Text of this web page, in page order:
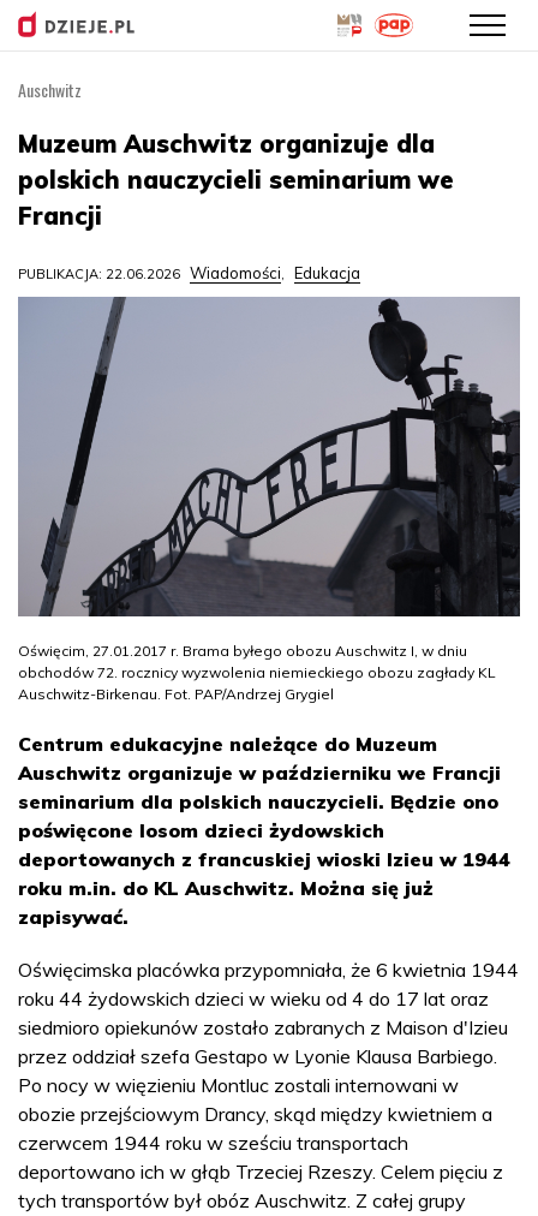
treści
Auschwitz
Muzeum Auschwitz organizuje dla
polskich nauczycieli seminarium we
Francji
PUBLIKACJA: 22.06.2026 Wiadomości, Edukacja
Oświęcim, 27.01.2017 r. Brama byłego obozu Auschwitz I, w dniu
obchodów 72. rocznicy wyzwolenia niemieckiego obozu zagłady KL
Auschwitz-Birkenau. Fot. PAP/Andrzej Grygiel
Centrum edukacyjne należące do Muzeum
Auschwitz organizuje w październiku we Francji
seminarium dla polskich nauczycieli. Będzie ono
poświęcone losom dzieci żydowskich
deportowanych z francuskiej wioski Izieu w 1944
roku m.in. do KL Auschwitz. Można się już
zapisywać.
Oświęcimska placówka przypomniała, że 6 kwietnia 1944
roku 44 żydowskich dzieci w wieku od 4 do 17 lat oraz
siedmioro opiekunów zostało zabranych z Maison d'Izieu
przez oddział szefa Gestapo w Lyonie Klausa Barbiego.
Po nocy w więzieniu Montluc zostali internowani w
obozie przejściowym Drancy, skąd między kwietniem a
czerwcem 1944 roku w sześciu transportach
deportowano ich w głąb Trzeciej Rzeszy. Celem pięciu z
tych transportów był obóz Auschwitz. Z całej grupy